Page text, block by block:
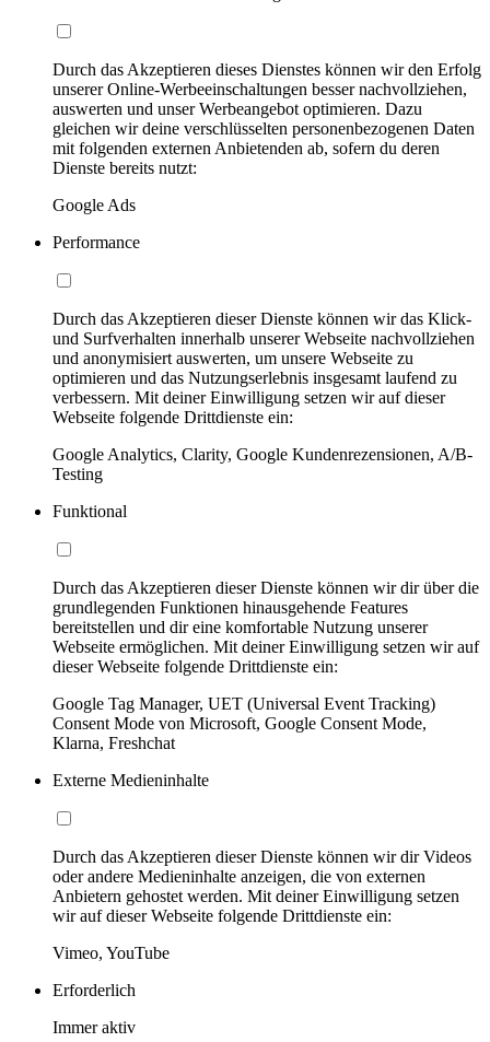
Durch das Akzeptieren dieses Dienstes können wir den Erfolg
unserer Online-Werbeeinschaltungen besser nachvollziehen,
auswerten und unser Werbeangebot optimieren. Dazu
gleichen wir deine verschlüsselten personenbezogenen Daten
mit folgenden externen Anbietenden ab, sofern du deren
Dienste bereits nutzt:
Google Ads
Performance
Durch das Akzeptieren dieser Dienste können wir das Klick-
und Surfverhalten innerhalb unserer Webseite nachvollziehen
und anonymisiert auswerten, um unsere Webseite zu
optimieren und das Nutzungserlebnis insgesamt laufend zu
verbessern. Mit deiner Einwilligung setzen wir auf dieser
Webseite folgende Drittdienste ein:
Google Analytics, Clarity, Google Kundenrezensionen, A/B-
Testing
Funktional
Durch das Akzeptieren dieser Dienste können wir dir über die
grundlegenden Funktionen hinausgehende Features
bereitstellen und dir eine komfortable Nutzung unserer
Webseite ermöglichen. Mit deiner Einwilligung setzen wir auf
dieser Webseite folgende Drittdienste ein:
Google Tag Manager, UET (Universal Event Tracking)
Consent Mode von Microsoft, Google Consent Mode,
Klarna, Freshchat
Externe Medieninhalte
Durch das Akzeptieren dieser Dienste können wir dir Videos
oder andere Medieninhalte anzeigen, die von externen
Anbietern gehostet werden. Mit deiner Einwilligung setzen
wir auf dieser Webseite folgende Drittdienste ein:
Vimeo, YouTube
Erforderlich
Immer aktiv